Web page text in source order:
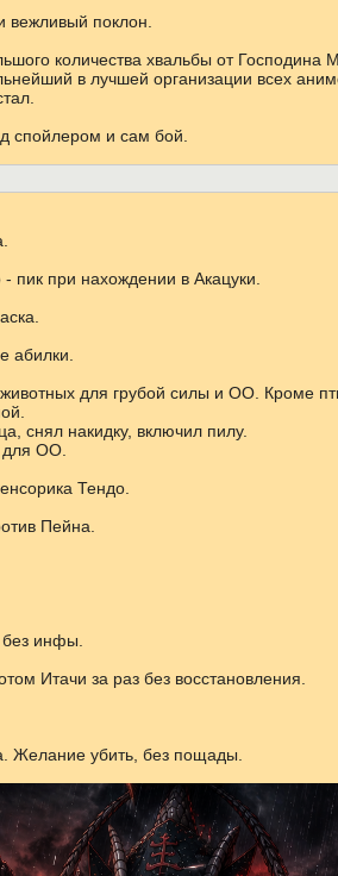
вежливый поклон.
количества хвальбы от Господина
в лучшей организации всех
спойлером и сам бой.
пик при нахождении в Акацуки.
абилки.
для грубой силы и ОО. Кроме
снял накидку, включил пилу.
для ОО.
Тендо.
Пейна.
инфы.
Итачи за раз без восстановления.
Желание убить, без пощады.